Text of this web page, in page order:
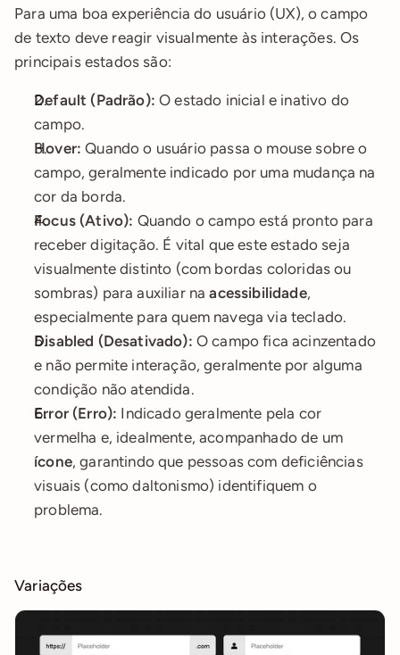
Para uma boa experiência do usuário (UX), o campo
de texto deve reagir visualmente às interações. Os
principais estados são:
Default (Padrão): O estado inicial e inativo do
campo.
Hover: Quando o usuário passa o mouse sobre o
campo, geralmente indicado por uma mudança na
cor da borda.
Focus (Ativo): Quando o campo está pronto para
receber digitação. É vital que este estado seja
visualmente distinto (com bordas coloridas ou
sombras) para auxiliar na acessibilidade,
especialmente para quem navega via teclado.
Disabled (Desativado): O campo fica acinzentado
e não permite interação, geralmente por alguma
condição não atendida.
Error (Erro): Indicado geralmente pela cor
vermelha e, idealmente, acompanhado de um
ícone, garantindo que pessoas com deficiências
visuais (como daltonismo) identifiquem o
problema.
Variações